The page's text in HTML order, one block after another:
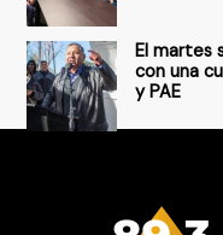
El martes
con una
y PAE